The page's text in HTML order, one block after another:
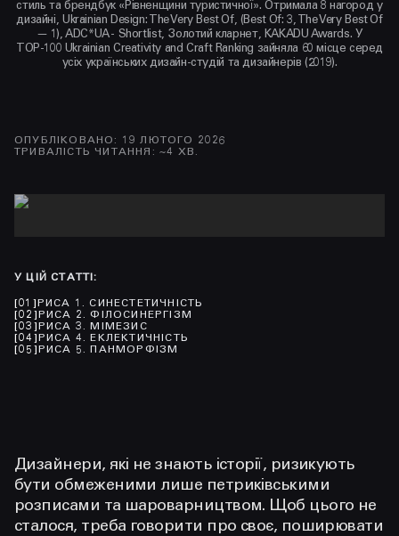
стиль та брендбук «Рівненщини туристичної». Отримала 8 нагород у
дизайні, Ukrainian Design: The Very Best Of, (Best Of: 3, The Very Best Of
— 1), ADC*UA - Shortlist, Золотий кларнет, KAKADU Awards. У
ТОР-100 Ukrainian Creativity and Craft Ranking зайняла 60 місце серед
усіх українських дизайн-студій та дизайнерів (2019).
ОПУБЛІКОВАНО :
19 ЛЮТОГО 2026
ТРИВАЛІСТЬ ЧИТАННЯ : ~4 ХВ.
У ЦІЙ СТАТТІ:
[01 ] РИСА 1. СИНЕСТЕТИЧНІСТЬ
[02 ] РИСА 2. ФІЛОСИНЕРГІЗМ
[03 ] РИСА 3. МІМЕЗИС
[04 ] РИСА 4. ЕКЛЕКТИЧНІСТЬ
[05 ] РИСА 5. ПАНМОРФІЗМ
Дизайнери, які не знають історії, ризикують
бути обмеженими лише петриківськими
розписами та шароварництвом. Щоб цього не
сталося, треба говорити про своє, поширювати